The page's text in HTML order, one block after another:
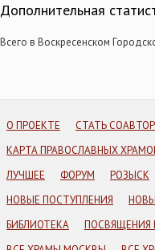
Дополнительная
Всего в Воскресенском
О ПРОЕКТЕ СТАТЬ
КАРТА ПРАВОСЛАВНЫХ
ЛУЧШЕЕ
ФОРУМ РОЗЫСК
НОВЫЕ ПОСТУПЛЕНИЯ
БИБЛИОТЕКА
ПОСВЯЩЕНИЯ